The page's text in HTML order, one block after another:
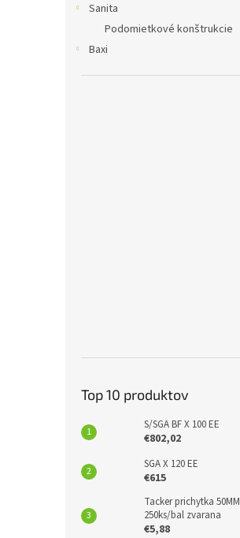
Sanita
Podomietkové konštrukcie
Baxi
Top 10 produktov
S/SGA BF X 100 EE
€802,02
SGA X 120 EE
€615
Tacker prichytka 50MM
250ks/bal zvarana
€5,88